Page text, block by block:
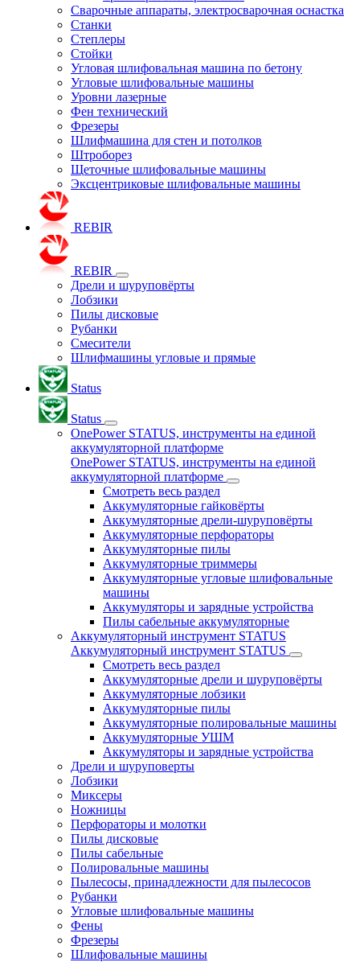
Сварочные аппараты, электросварочная оснастка
Станки
Степлеры
Стойки
Угловая шлифовальная машина по бетону
Угловые шлифовальные машины
Уровни лазерные
Фен технический
Фрезеры
Шлифмашина для стен и потолков
Штроборез
Щеточные шлифовальные машины
Эксцентриковые шлифовальные машины
REBIR
REBIR
Дрели и шуруповёрты
Лобзики
Пилы дисковые
Рубанки
Смесители
Шлифмашины угловые и прямые
Status
Status
OnePower STATUS, инструменты на единой
аккумуляторной платформе
OnePower STATUS, инструменты на единой
аккумуляторной платформе
Смотреть весь раздел
Аккумуляторные гайковёрты
Аккумуляторные дрели-шуруповёрты
Аккумуляторные перфораторы
Аккумуляторные пилы
Аккумуляторные триммеры
Аккумуляторные угловые шлифовальные
машины
Аккумуляторы и зарядные устройства
Пилы сабельные аккумуляторные
Аккумуляторный инструмент STATUS
Аккумуляторный инструмент STATUS
Смотреть весь раздел
Аккумуляторные дрели и шуруповёрты
Аккумуляторные лобзики
Аккумуляторные пилы
Аккумуляторные полировальные машины
Аккумуляторные УШМ
Аккумуляторы и зарядные устройства
Дрели и шуруповерты
Лобзики
Миксеры
Ножницы
Перфораторы и молотки
Пилы дисковые
Пилы сабельные
Полировальные машины
Пылесосы, принадлежности для пылесосов
Рубанки
Угловые шлифовальные машины
Фены
Фрезеры
Шлифовальные машины